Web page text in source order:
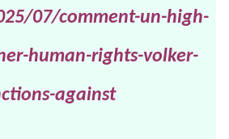
07/comment-un-high-
human-rights-volker-
against